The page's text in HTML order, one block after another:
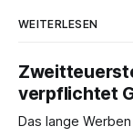
WEITERLESEN
verpflichtet
Das lange